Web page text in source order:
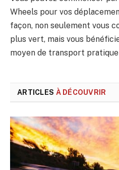
Wheels pour vos
façon, non seulement vous
plus vert, mais vous
moyen de transport
ARTICLES À DÉCOUVRIR